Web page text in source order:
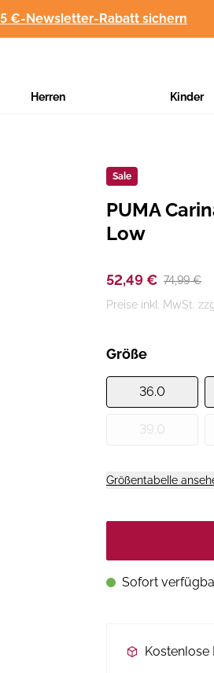
5 €-Newsletter-Rabatt sichern
Herren Kinder
Sale
Hersteller:
PUMA
Low
52,49 € 74,99 €
Preise inkl. MwSt.
Größe
36.0
39.0
Größentabelle
Sofort